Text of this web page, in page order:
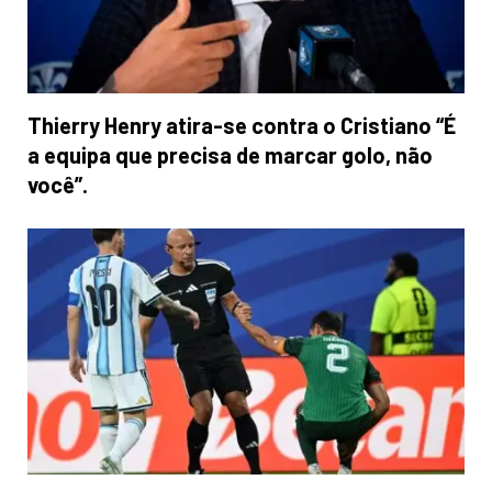
Thierry Henry atira-se contra o Cristiano “É
a equipa que precisa de marcar golo, não
você”.